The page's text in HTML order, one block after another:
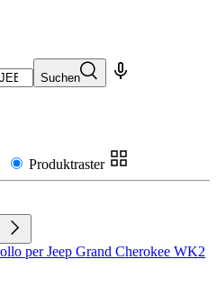
Suchen
Produktraster